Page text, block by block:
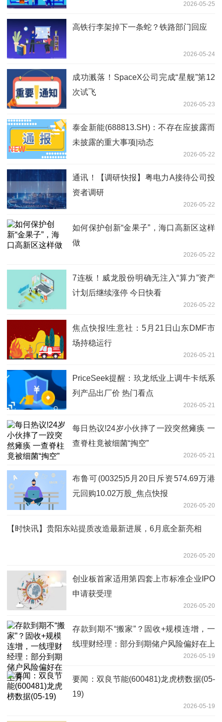
加快建设低空通信、北斗地基增强、卫星
遥感等基础设施
2026-05-25
高铁行李架掉下一条蛇？铁路部门回应
2026-05-24
成功溅落！SpaceX公司完成“星舰”第12
次试飞
2026-05-23
泰金新能(688813.SH)：不存在应披露而
未披露的重大事项|动态
2026-05-22
通讯！【调研快报】粤电力A接待公司投
资者调研
2026-05-22
如何保护创新“金果子”，海口高新区这样
做
2026-05-22
7连板！威龙股份明确无注入“算力”资产
计划后继续涨停 今日快看
2026-05-22
焦点快报!生意社：5月21日山东DMF市
场持稳运行
2026-05-21
PriceSeek提醒：玖龙纸业上调牛卡纸系
列产品出厂价 热门看点
2026-05-21
每日热议!24岁小伙摔了一跤突然瘫痪 一
查脊柱竟被细菌“掏空”
2026-05-21
布鲁可(00325)5月20日斥资574.69万港
元回购10.02万股_焦点快报
2026-05-20
【时快讯】贵阳东站提质改造最新进展，6月底全新亮相
2026-05-20
创业板首家适用第四套上市标准企业IPO
申请获受理
2026-05-20
存款到期不“搬家”？固收+规模连增，一
线理财经理：部分到期储户风险偏好在上
2026-05-19
要闻：双良节能(600481)龙虎榜数据(05-
19)
2026-05-19